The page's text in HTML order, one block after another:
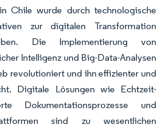
Chile wurde durch technologische
zur digitalen Transformation
Die Implementierung von
Intelligenz und Big-Data-Analysen
revolutioniert und ihn effizienter und
Digitale Lösungen wie Echtzeit-
Dokumentationsprozesse und
sind zu wesentlichen